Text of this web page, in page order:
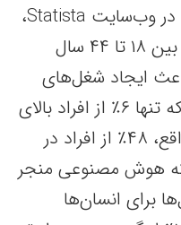
بر اساس داده‌های منتشر شده در وب‌سایت Statista،
در حدود ۴۲٪ از آمریکایی‌های بین ۱۸ تا ۴۴ سال
ایجاد شغل‌های
بیشتری خواهد شد، در حالی که تنها ۶٪ از افراد بالای
۴۵ سال این نظر را دارند. در واقع، ۴۸٪ از افراد در
که هوش مصنوعی منجر
برای انسان‌ها